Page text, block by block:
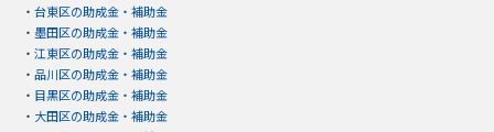
・ 台東区の助成金・補助金
・ 墨田区の助成金・補助金
・ 江東区の助成金・補助金
・ 品川区の助成金・補助金
・ 目黒区の助成金・補助金
・ 大田区の助成金・補助金